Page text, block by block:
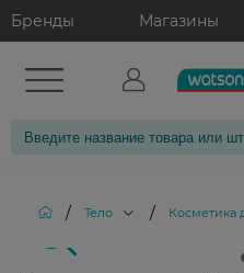
Бренды Магазины
/ Тело / Косметика